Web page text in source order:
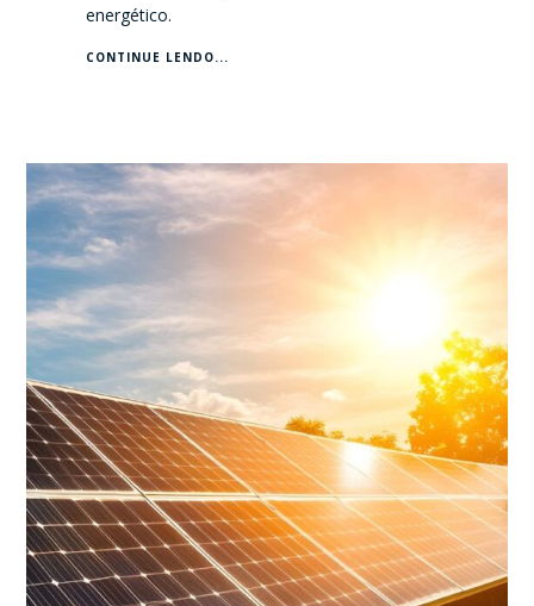
energético.
CONTINUE LENDO...